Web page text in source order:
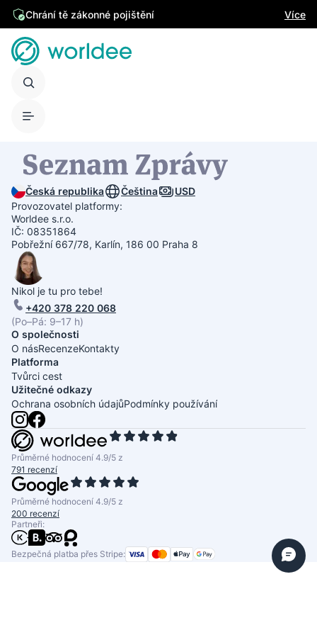
Chrání tě zákonné pojištění Více
Česká republika Čeština
USD
Provozovatel platformy:
Worldee s.r.o.
IČ: 08351864
Pobřežní 667/78, Karlín, 186 00 Praha 8
Nikol je tu pro tebe!
+420 378 220 068
(Po–Pá: 9–17 h)
O společnosti
O násRecenzeKontakty
Platforma
Tvůrci cest
Užitečné odkazy
Ochrana osobních údajůPodmínky používání
Průměrné hodnocení 4.9/5 z
791 recenzí
Průměrné hodnocení 4.9/5 z
200 recenzí
Partneři:
Bezpečná platba přes Stripe: